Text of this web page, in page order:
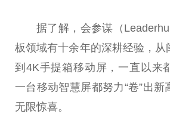
据了解，会参谋（
板领域有十余年的深耕经验，从
到4K手提箱移动屏，一直以来
一台移动智慧屏都努力“卷”出
无限惊喜。